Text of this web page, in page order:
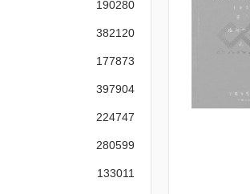
190280
382120
177873
397904
224747
280599
133011